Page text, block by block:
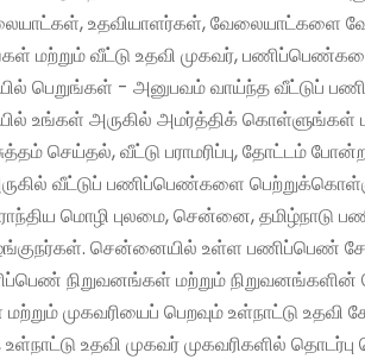
உதவியாளர்கள், வேலையாட்களை
மற்றும் வீட்டு உதவி முகவர்,
பெறுங்கள் - அனுபவம் வாய்ந்த வீட்டுப்
உங்கள் அருகில் அமர்த்திக் கொள்ளுங்கள்
செய்தல், வீட்டு பராமரிப்பு, தோட்டம்
வீட்டுப் பணிப்பெண்களை
மொழி புலமை, சென்னை, தமிழ்நாடு
சென்னையில் உள்ள பணிப்பெண்
நிறுவனங்கள் மற்றும் நிறுவனங்களின்
முகவரியைப் பெறவும் உள்நாட்டு உதவி
உதவி முகவர் முகவரிகளில்